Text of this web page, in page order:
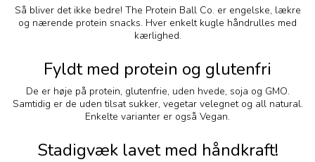
Så bliver det ikke bedre! The Protein Ball Co. er engelske, lækre
og nærende protein snacks. Hver enkelt kugle håndrulles med
kærlighed.
Fyldt med protein og glutenfri
De er høje på protein, glutenfrie, uden hvede, soja og GMO.
Samtidig er de uden tilsat sukker, vegetar velegnet og all natural.
Enkelte varianter er også Vegan.
Stadigvæk lavet med håndkraft!